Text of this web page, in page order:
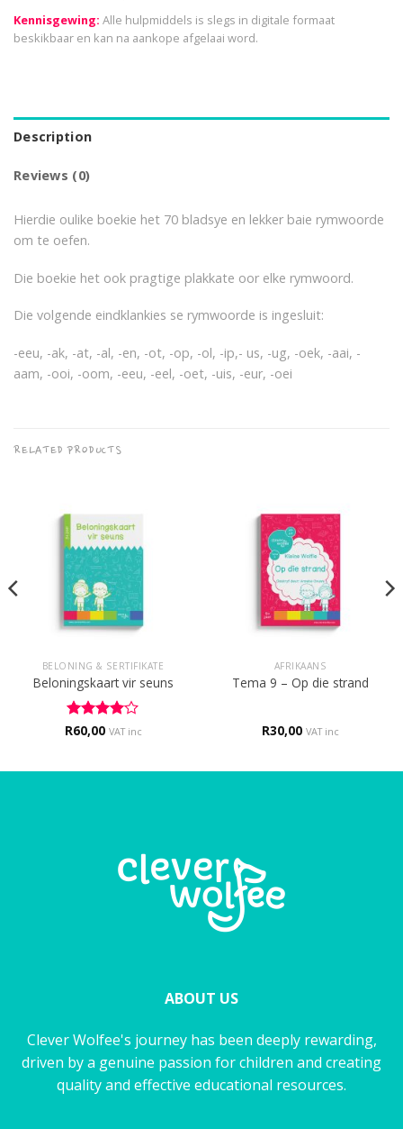
Kennisgewing: Alle hulpmiddels is slegs in digitale formaat
beskikbaar en kan na aankope afgelaai word.
Description
Reviews (0)
Hierdie oulike boekie het 70 bladsye en lekker baie rymwoorde
om te oefen.
Die boekie het ook pragtige plakkate oor elke rymwoord.
Die volgende eindklankies se rymwoorde is ingesluit:
-eeu, -ak, -at, -al, -en, -ot, -op, -ol, -ip,- us, -ug, -oek, -aai, -
aam, -ooi, -oom, -eeu, -eel, -oet, -uis, -eur, -oei
RELATED PRODUCTS
BELONING & SERTIFIKATE
Beloningskaart vir seuns
Rated 4
R60,00 VAT inc
AFRIKAANS
Tema 9 – Op die strand
R30,00 VAT inc
ABOUT US
Clever Wolfee's journey has been deeply rewarding,
driven by a genuine passion for children and creating
quality and effective educational resources.